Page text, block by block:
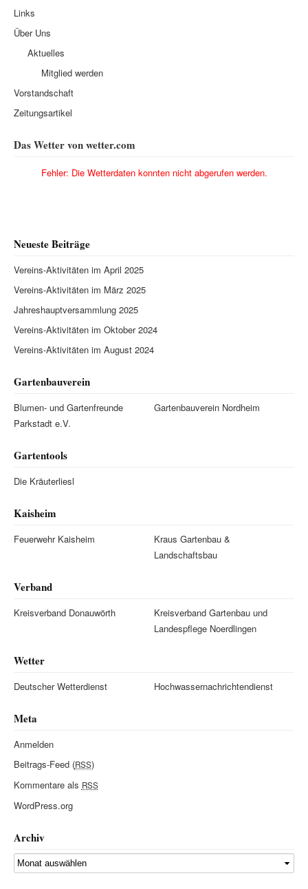
Links
Über Uns
Aktuelles
Mitglied werden
Vorstandschaft
Zeitungsartikel
Das Wetter von wetter.com
Fehler: Die Wetterdaten konnten nicht abgerufen werden.
Neueste Beiträge
Vereins-Aktivitäten im April 2025
Vereins-Aktivitäten im März 2025
Jahreshauptversammlung 2025
Vereins-Aktivitäten im Oktober 2024
Vereins-Aktivitäten im August 2024
Gartenbauverein
Blumen- und Gartenfreunde
Parkstadt e.V.
Gartenbauverein Nordheim
Gartentools
Die Kräuterliesl
Kaisheim
Feuerwehr Kaisheim
Kraus Gartenbau &
Landschaftsbau
Verband
Kreisverband Donauwörth
Kreisverband Gartenbau und
Landespflege Noerdlingen
Wetter
Deutscher Wetterdienst Hochwassernachrichtendienst
Meta
Anmelden
Beitrags-Feed (RSS)
Kommentare als RSS
WordPress.org
Archiv